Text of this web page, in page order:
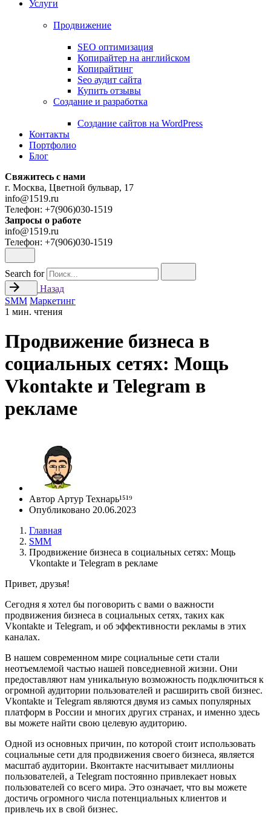
Услуги
Продвижение
SEO оптимизация
Копирайтер на английском
Копирайтинг
Seo аудит сайта
Купить отзывы
Создание и разработка
Cоздание сайтов на WordPress
Контакты
Портфолио
Блог
Свяжитесь с нами
г. Москва, Цветной бульвар, 17
info@1519.ru
Телефон: +7(906)030-1519
Запросы о работе
info@1519.ru
Телефон: +7(906)030-1519
Search for
Назад
SMM Маркетинг
1 мин. чтения
Продвижение бизнеса в
социальных сетях: Мощь
Vkontakte и Telegram в
рекламе
Автор Артур Технарь¹⁵¹⁹
Опубликовано 20.06.2023
Главная
SMM
Продвижение бизнеса в социальных сетях: Мощь
Vkontakte и Telegram в рекламе
Привет, друзья!
Сегодня я хотел бы поговорить с вами о важности
продвижения бизнеса в социальных сетях, таких как
Vkontakte и Telegram, и об эффективности рекламы в этих
каналах.
В нашем современном мире социальные сети стали
неотъемлемой частью нашей повседневной жизни. Они
предоставляют нам уникальную возможность подключиться к
огромной аудитории пользователей и расширить свой бизнес.
Vkontakte и Telegram являются двумя из самых популярных
платформ в России и многих других странах, и именно здесь
вы можете найти свою целевую аудиторию.
Одной из основных причин, по которой стоит использовать
социальные сети для продвижения своего бизнеса, является
масштаб аудитории. Вконтакте насчитывает миллионы
пользователей, а Telegram постоянно привлекает новых
пользователей со всего мира. Это означает, что вы можете
достичь огромного числа потенциальных клиентов и
привлечь их в свой бизнес.